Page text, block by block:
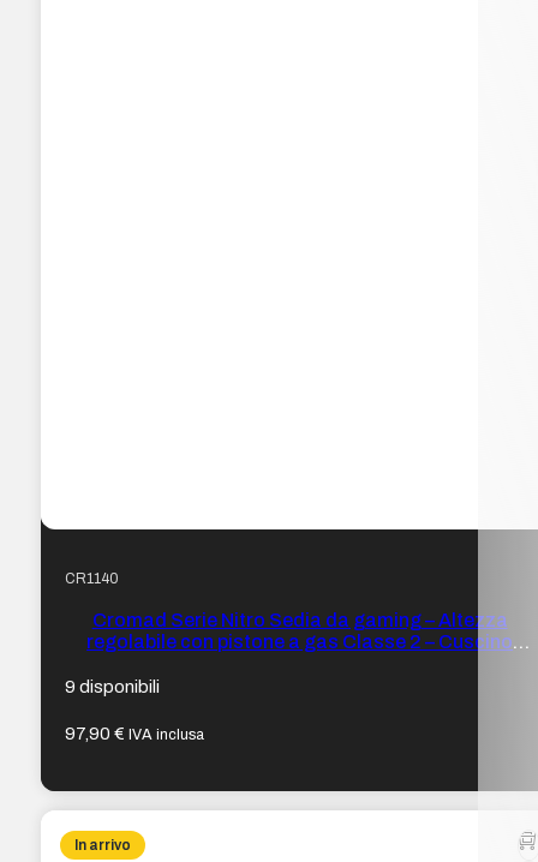
CR1140
Cromad Serie Nitro Sedia da gaming – Altezza
regolabile con pistone a gas Classe 2 – Cuscino
9 disponibili
97,90€ IVA inclusa
In arrivo